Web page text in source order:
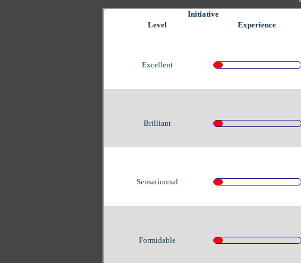
Initiative
Level
Experience
Excellent
Brilliant
Sensationnal
Formidable